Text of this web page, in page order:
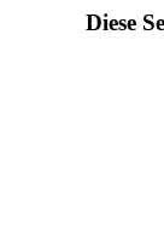
Diese